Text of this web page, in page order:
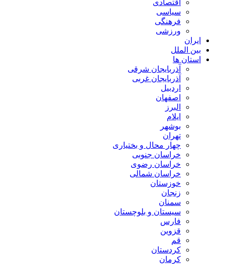
اقتصادی
سیاسی
فرهنگی
ورزشی
ایران
بین الملل
استان ها
آذربایجان شرقی
آذربایجان غربی
اردبیل
اصفهان
البرز
ایلام
بوشهر
تهران
چهار محال و بختیاری
خراسان جنوبی
خراسان رضوی
خراسان شمالی
خوزستان
زنجان
سمنان
سیستان و بلوچستان
فارس
قزوین
قم
کردستان
کرمان